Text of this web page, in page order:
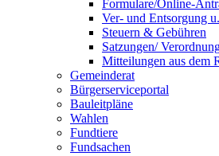
Formulare/Online-
Ver- und Entsorgung
Steuern & Gebühren
Satzungen/
Mitteilungen aus dem
Gemeinderat
Bürgerserviceportal
Bauleitpläne
Wahlen
Fundtiere
Fundsachen